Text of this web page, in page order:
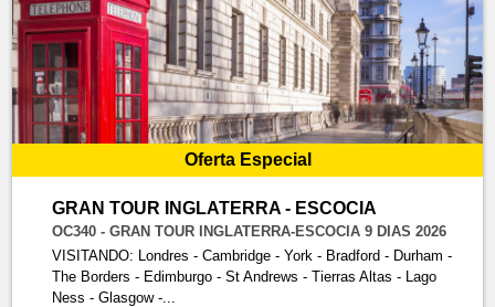
Oferta Especial
GRAN TOUR INGLATERRA - ESCOCIA
OC340 - GRAN TOUR INGLATERRA-ESCOCIA 9 DIAS 2026
VISITANDO: Londres - Cambridge - York - Bradford - Durham -
The Borders - Edimburgo - St Andrews - Tierras Altas - Lago
Ness - Glasgow -...